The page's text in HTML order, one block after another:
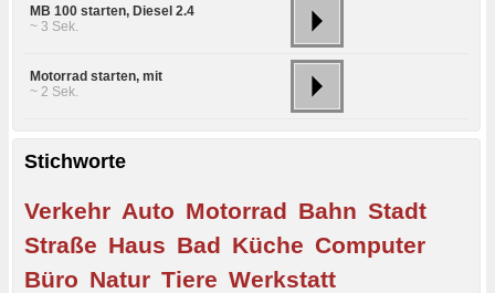
MB 100 starten, Diesel 2.4
~ 3 Sek.
Motorrad starten, mit
~ 2 Sek.
Stichworte
Verkehr Auto Motorrad Bahn Stadt
Straße Haus Bad Küche Computer
Büro Natur Tiere Werkstatt